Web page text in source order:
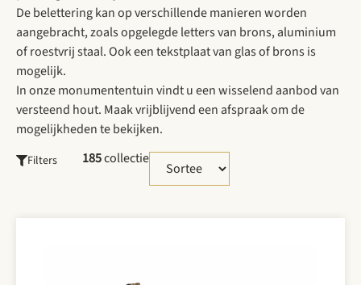
De belettering kan op verschillende manieren worden
aangebracht, zoals opgelegde letters van brons, aluminium
of roestvrij staal. Ook een tekstplaat van glas of brons is
mogelijk.
In onze monumententuin vindt u een wisselend aanbod van
versteend hout. Maak vrijblijvend een afspraak om de
mogelijkheden te bekijken.
Filters 185collectie